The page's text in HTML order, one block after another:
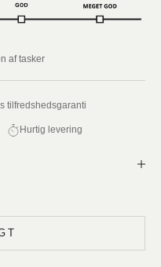
af tasker
tilfredshedsgaranti
Hurtig levering